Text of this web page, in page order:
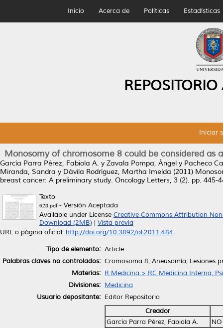
Inicio Acerca de Políticas Estadísticas
Iniciar
Monosomy of chromosome 8 could be considered as
García Parra Pérez, Fabiola A. y Zavala Pompa, Ángel y Pacheco
Miranda, Sandra y Dávila Rodríguez, Martha Imelda (2011)
breast cancer: A preliminary study. Oncology Letters, 3 (2). pp. 445-
Texto
628.pdf- Versión Aceptada
Available under License Creative Commons Attribution
Download (2MB)
Vista previa
URL o página oficial: http://doi.org/10.3892/ol.2011.484
Tipo de elemento: Article
Palabras claves no controlados: Cromosoma 8; Aneusomía; Lesiones
Materias: R Medicina > RC Medicina Interna,
Divisiones: Medicina
Usuario depositante: Editor Repositorio
Creador
García Parra Pérez, Fabiola A.